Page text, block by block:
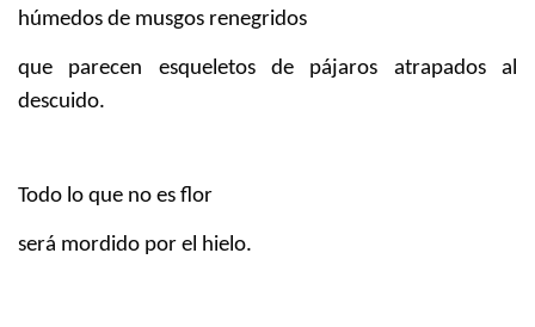
húmedos de musgos renegridos
que parecen esqueletos de pájaros atrapados al
descuido.
Todo lo que no es flor
será mordido por el hielo.